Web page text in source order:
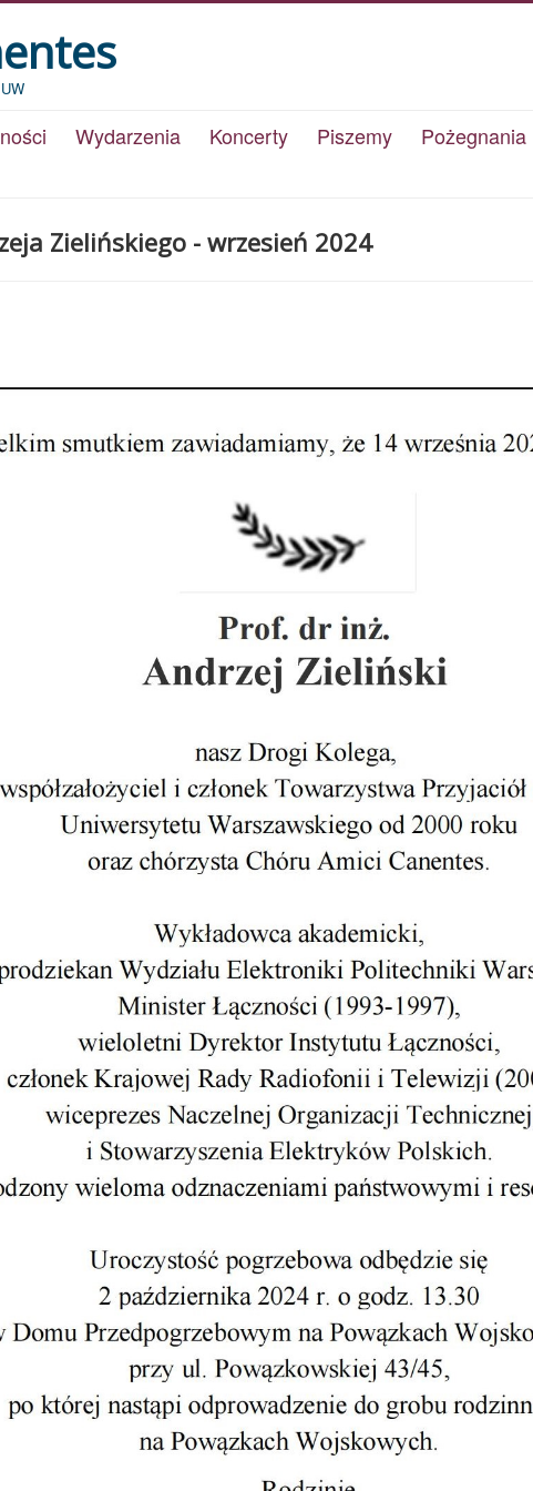
Wydarzenia Koncerty Piszemy Pożegnania
Zielińskiego - wrzesień 2024